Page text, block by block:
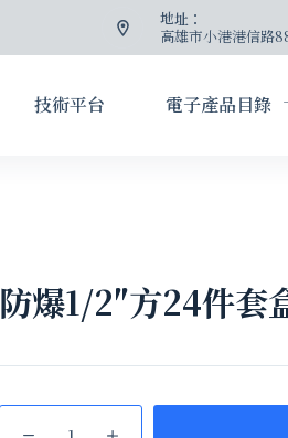
地址：
高雄市小港港信路
技術平台 電子產品目錄
防爆1/2″方24件套